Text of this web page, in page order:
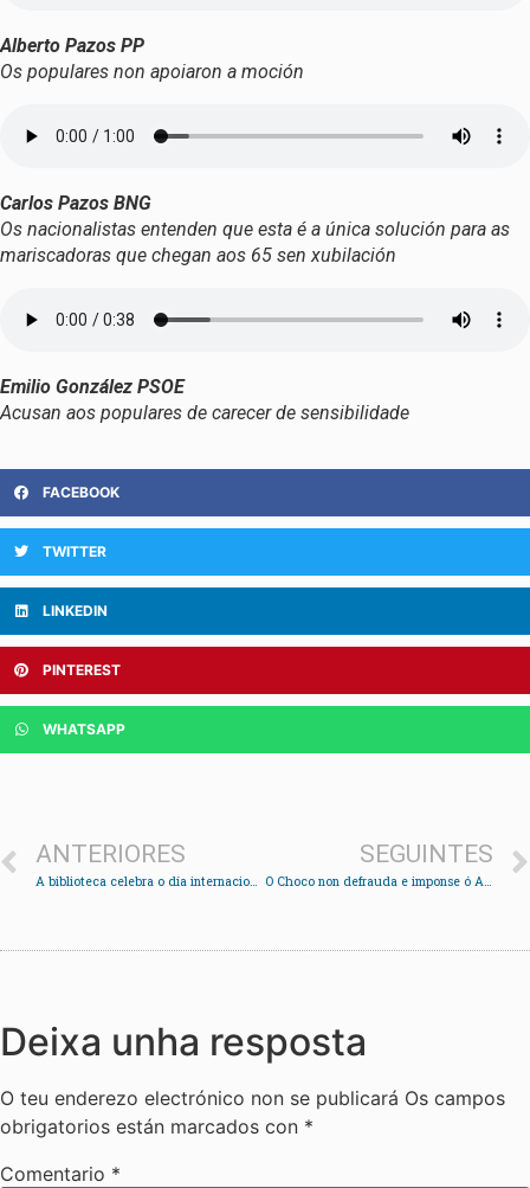
Alberto Pazos PP
Os populares non apoiaron a moción
Carlos Pazos BNG
Os nacionalistas entenden que esta é a única solución para as
mariscadoras que chegan aos 65 sen xubilación
Emilio González PSOE
Acusan aos populares de carecer de sensibilidade
FACEBOOK
TWITTER
LINKEDIN
PINTEREST
WHATSAPP
ANTERIORES
A biblioteca celebra o día internacional do libro infantil e xuvenil
SEGUINTES
O Choco non defrauda e imponse ó A Peroxa
Deixa unha resposta
O teu enderezo electrónico non se publicará Os campos
obrigatorios están marcados con *
Comentario *